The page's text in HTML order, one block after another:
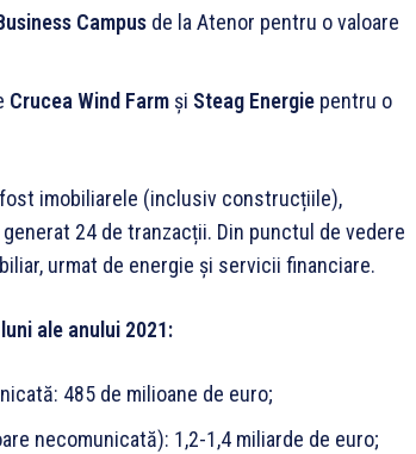
Campus de la Atenor pentru o valoare
Crucea Wind Farm și Steag Energie pentru o
imobiliarele (inclusiv construcțiile),
24 de tranzacții. Din punctul de vedere
urmat de energie și servicii financiare.
ale anului 2021:
485 de milioane de euro;
necomunicată): 1,2-1,4 miliarde de euro;